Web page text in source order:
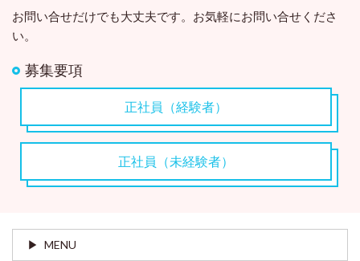
お問い合せだけでも大丈夫です。お気軽にお問い合せくださ
い。
募集要項
正社員（経験者）
正社員（未経験者）
MENU